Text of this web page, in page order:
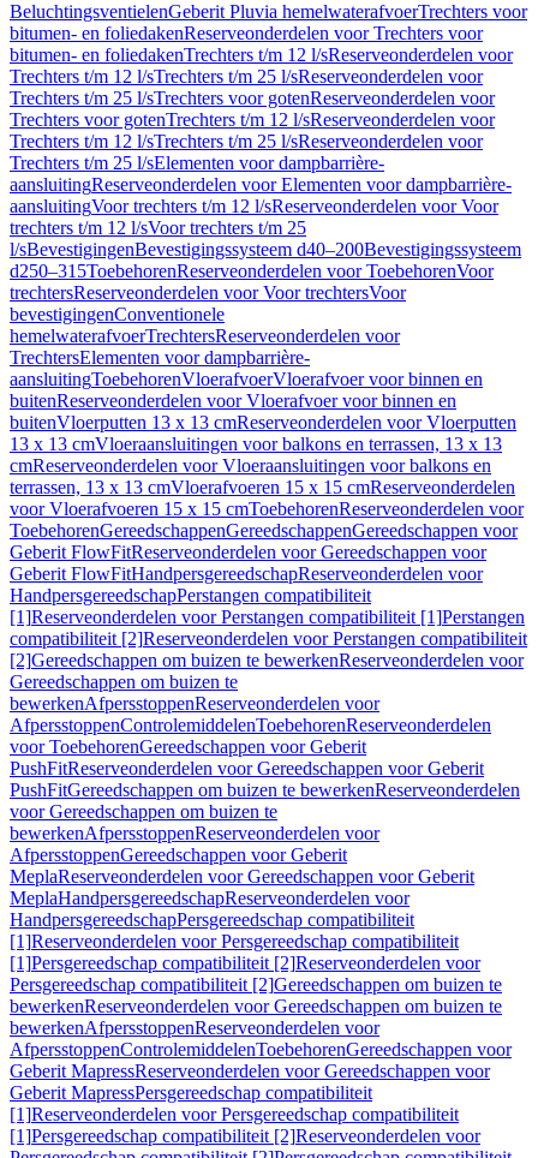
BeluchtingsventielenGeberit Pluvia hemelwaterafvoerTrechters voor
bitumen- en foliedakenReserveonderdelen voor Trechters voor
bitumen- en foliedakenTrechters t/m 12 l/sReserveonderdelen voor
Trechters t/m 12 l/sTrechters t/m 25 l/sReserveonderdelen voor
Trechters t/m 25 l/sTrechters voor gotenReserveonderdelen voor
Trechters voor gotenTrechters t/m 12 l/sReserveonderdelen voor
Trechters t/m 12 l/sTrechters t/m 25 l/sReserveonderdelen voor
Trechters t/m 25 l/sElementen voor dampbarrière-
aansluitingReserveonderdelen voor Elementen voor dampbarrière-
aansluitingVoor trechters t/m 12 l/sReserveonderdelen voor Voor
trechters t/m 12 l/sVoor trechters t/m 25
l/sBevestigingenBevestigingssysteem d40–200Bevestigingssysteem
d250–315ToebehorenReserveonderdelen voor ToebehorenVoor
trechtersReserveonderdelen voor Voor trechtersVoor
bevestigingenConventionele
hemelwaterafvoerTrechtersReserveonderdelen voor
TrechtersElementen voor dampbarrière-
aansluitingToebehorenVloerafvoerVloerafvoer voor binnen en
buitenReserveonderdelen voor Vloerafvoer voor binnen en
buitenVloerputten 13 x 13 cmReserveonderdelen voor Vloerputten
13 x 13 cmVloeraansluitingen voor balkons en terrassen, 13 x 13
cmReserveonderdelen voor Vloeraansluitingen voor balkons en
terrassen, 13 x 13 cmVloerafvoeren 15 x 15 cmReserveonderdelen
voor Vloerafvoeren 15 x 15 cmToebehorenReserveonderdelen voor
ToebehorenGereedschappenGereedschappenGereedschappen voor
Geberit FlowFitReserveonderdelen voor Gereedschappen voor
Geberit FlowFitHandpersgereedschapReserveonderdelen voor
HandpersgereedschapPerstangen compatibiliteit
[1]Reserveonderdelen voor Perstangen compatibiliteit [1]Perstangen
compatibiliteit [2]Reserveonderdelen voor Perstangen compatibiliteit
[2]Gereedschappen om buizen te bewerkenReserveonderdelen voor
Gereedschappen om buizen te
bewerkenAfpersstoppenReserveonderdelen voor
AfpersstoppenControlemiddelenToebehorenReserveonderdelen
voor ToebehorenGereedschappen voor Geberit
PushFitReserveonderdelen voor Gereedschappen voor Geberit
PushFitGereedschappen om buizen te bewerkenReserveonderdelen
voor Gereedschappen om buizen te
bewerkenAfpersstoppenReserveonderdelen voor
AfpersstoppenGereedschappen voor Geberit
MeplaReserveonderdelen voor Gereedschappen voor Geberit
MeplaHandpersgereedschapReserveonderdelen voor
HandpersgereedschapPersgereedschap compatibiliteit
[1]Reserveonderdelen voor Persgereedschap compatibiliteit
[1]Persgereedschap compatibiliteit [2]Reserveonderdelen voor
Persgereedschap compatibiliteit [2]Gereedschappen om buizen te
bewerkenReserveonderdelen voor Gereedschappen om buizen te
bewerkenAfpersstoppenReserveonderdelen voor
AfpersstoppenControlemiddelenToebehorenGereedschappen voor
Geberit MapressReserveonderdelen voor Gereedschappen voor
Geberit MapressPersgereedschap compatibiliteit
[1]Reserveonderdelen voor Persgereedschap compatibiliteit
[1]Persgereedschap compatibiliteit [2]Reserveonderdelen voor